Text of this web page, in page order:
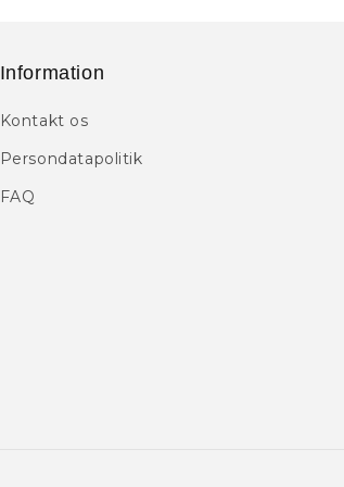
Information
Kontakt os
Persondatapolitik
FAQ